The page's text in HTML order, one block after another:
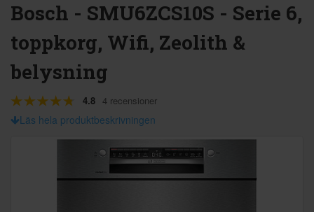
Bosch - SMU6ZCS10S - Serie 6,
toppkorg, Wifi, Zeolith &
belysning
4.8 4 recensioner
Läs hela produktbeskrivningen